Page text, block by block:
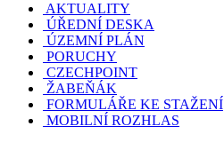
AKTUALITY
ÚŘEDNÍ DESKA
ÚZEMNÍ PLÁN
PORUCHY
CZECHPOINT
ŽABEŇÁK
FORMULÁŘE KE STAŽENÍ
MOBILNÍ ROZHLAS